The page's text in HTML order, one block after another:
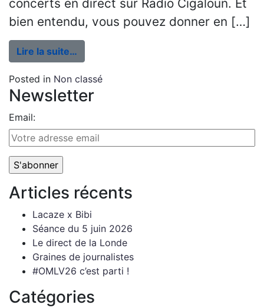
concerts en direct sur Radio Cigaloun. Et
bien entendu, vous pouvez donner en […]
Lire la suite…
Posted in Non classé
Newsletter
Email:
Articles récents
Lacaze x Bibi
Séance du 5 juin 2026
Le direct de la Londe
Graines de journalistes
#OMLV26 c’est parti !
Catégories